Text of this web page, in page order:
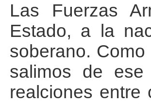
Las Fuerzas
Estado, a la
soberano.
salimos de
realciones entre